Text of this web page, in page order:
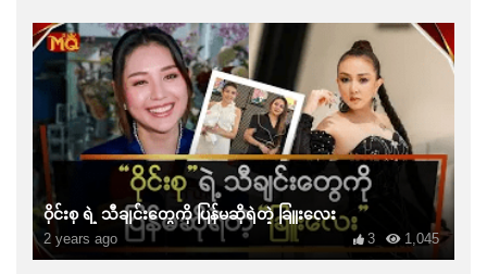
ဝိုင်းစု ရဲ့ သီချင်းတွေကို ပြန်မဆိုရဲတဲ့ ခြူးလေး
2 years ago 1,045
3